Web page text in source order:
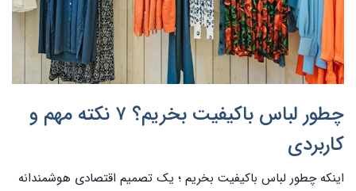
چطور لباس باکیفیت بخریم؟ ۷ نکته مهم و
کاربردی
اینکه چطور لباس باکیفیت بخریم ؛ یک تصمیم اقتصادی هوشمندانه